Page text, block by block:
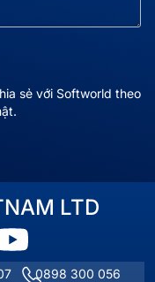
sẻ với Softworld theo
LTD
0898 300 056